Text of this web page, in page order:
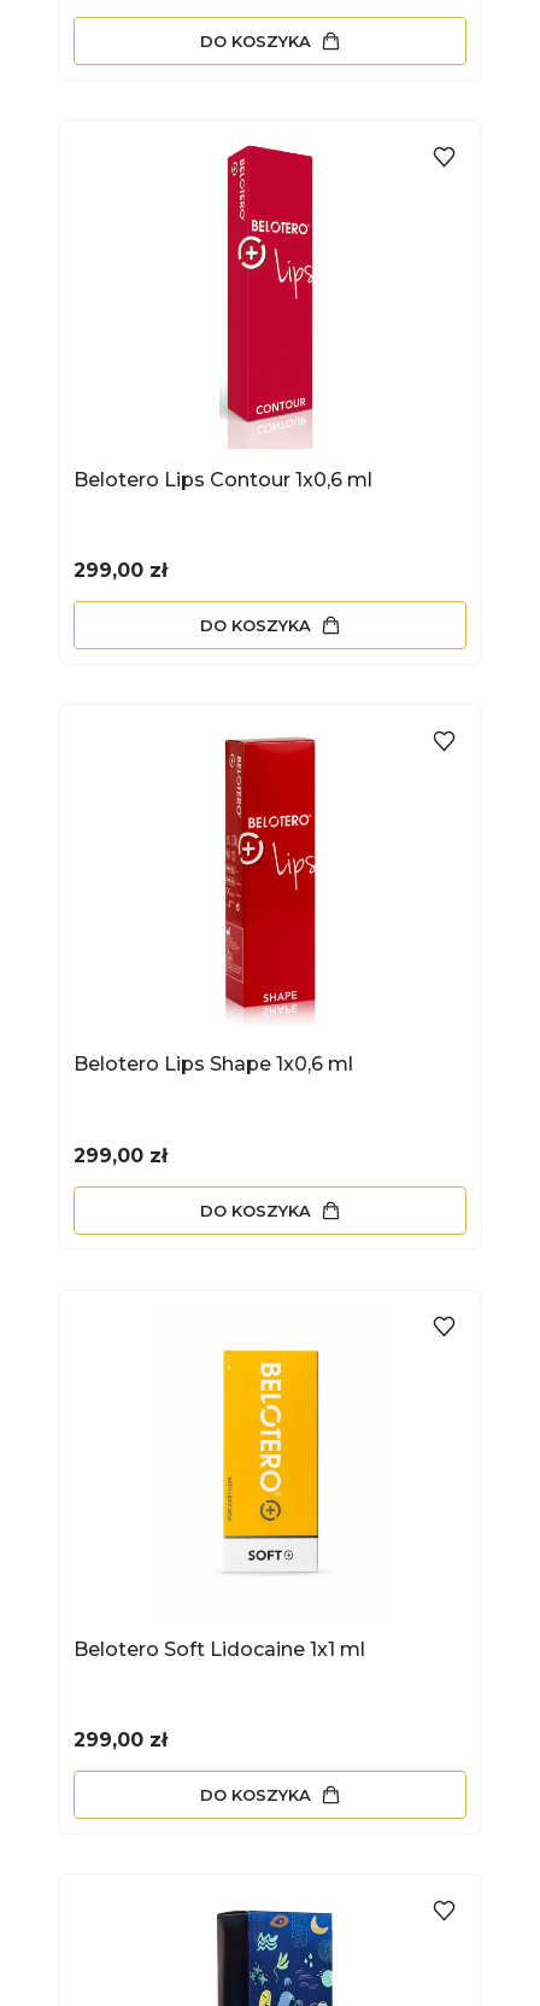
DO KOSZYKA
Belotero Lips Contour 1x0,6 ml
Cena
299,00 zł
DO KOSZYKA
Belotero Lips Shape 1x0,6 ml
Cena
299,00 zł
DO KOSZYKA
Belotero Soft Lidocaine 1x1 ml
Cena
299,00 zł
DO KOSZYKA